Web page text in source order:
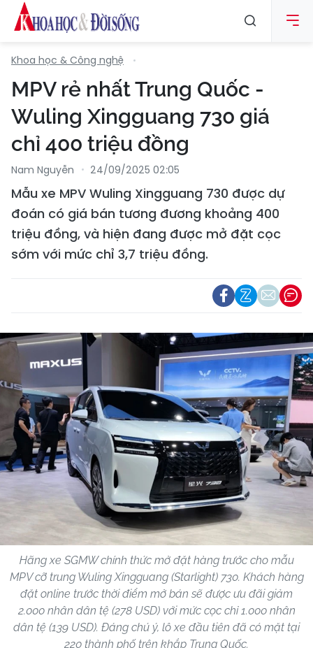
Khoa học & Công nghệ
MPV rẻ nhất Trung Quốc -
Wuling Xingguang 730 giá
chỉ 400 triệu đồng
Nam Nguyễn 24/09/2025 02:05
Mẫu xe MPV Wuling Xingguang 730 được dự
đoán có giá bán tương đương khoảng 400
triệu đồng, và hiện đang được mở đặt cọc
sớm với mức chỉ 3,7 triệu đồng.
Hãng xe SGMW chính thức mở đặt hàng trước cho mẫu
MPV cỡ trung Wuling Xingguang (Starlight) 730. Khách hàng
đặt online trước thời điểm mở bán sẽ được ưu đãi giảm
2.000 nhân dân tệ (278 USD) với mức cọc chỉ 1.000 nhân
dân tệ (139 USD). Đáng chú ý, lô xe đầu tiên đã có mặt tại
220 thành phố trên khắp Trung Quốc.